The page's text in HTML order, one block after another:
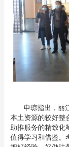
申琼指出，丽
本土资源的较好整
助推服务的精致化
值得学习和借鉴。